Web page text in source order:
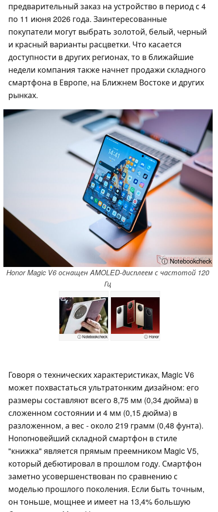
предварительный заказ на устройство в период с 4
по 11 июня 2026 года. Заинтересованные
покупатели могут выбрать золотой, белый, черный
и красный варианты расцветки. Что касается
доступности в других регионах, то в ближайшие
недели компания также начнет продажи складного
смартфона в Европе, на Ближнем Востоке и других
рынках.
ⓘ Notebookcheck
Honor Magic V6 оснащен AMOLED-дисплеем с частотой 120
Гц
ⓘ Notebookcheck ⓘ Honor
Говоря о технических характеристиках, Magic V6
может похвастаться ультратонким дизайном: его
размеры составляют всего 8,75 мм (0,34 дюйма) в
сложенном состоянии и 4 мм (0,15 дюйма) в
разложенном, а вес - около 219 грамм (0,48 фунта).
Honorновейший складной смартфон в стиле
"книжка" является прямым преемником Magic V5,
который дебютировал в прошлом году. Смартфон
заметно усовершенствован по сравнению с
моделью прошлого поколения. Если быть точным,
он тоньше, мощнее и имеет на 13,4% большую